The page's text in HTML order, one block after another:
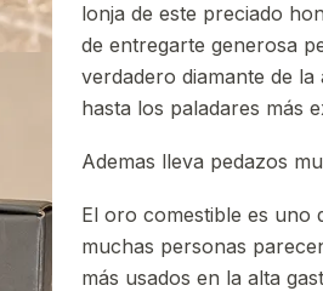
lonja de este preciado
de entregarte generosa
verdadero diamante de
hasta los paladares más
Ademas lleva pedazos
El oro comestible es uno
muchas personas
más usados en la alta